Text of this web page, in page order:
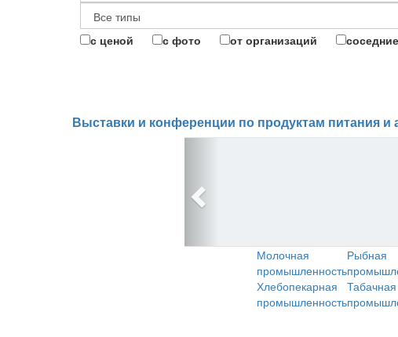
с ценой с фото от организаций
Выставки и конференции по продуктам питания и
Молочная
промышленность
Рыбная
Хлебопекарная
промышленность
Табачная